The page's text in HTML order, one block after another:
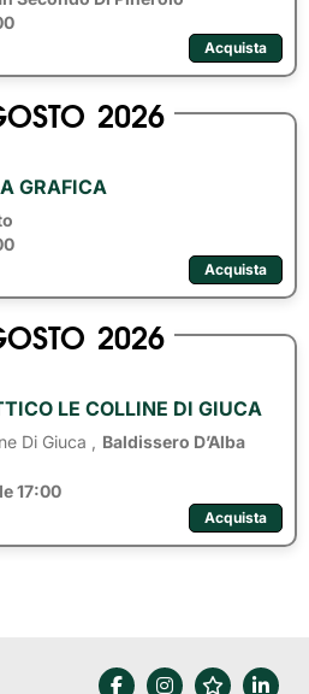
Acquista
2026
GRAFICA
Acquista
2026
LE COLLINE DI GIUCA
Di Giuca ,
Baldissero D’Alba
17:00
Acquista